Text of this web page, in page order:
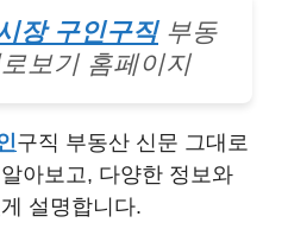
장 구인구직부동
보기 홈페이지
구직 부동산 신문 그대로
아보고, 다양한 정보와
설명합니다.